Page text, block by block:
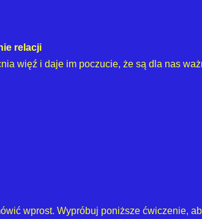
relacji
więź i daje im poczucie, że są dla nas
wprost. Wypróbuj poniższe ćwiczenie,